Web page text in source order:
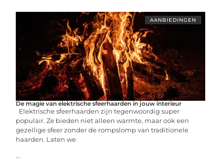
AANBIEDINGEN
De magie van elektrische sfeerhaarden in jouw interieur
Elektrische sfeerhaarden zijn tegenwoordig super
populair. Ze bieden niet alleen warmte, maar ook een
gezellige sfeer zonder de rompslomp van traditionele
haarden. Laten we
...